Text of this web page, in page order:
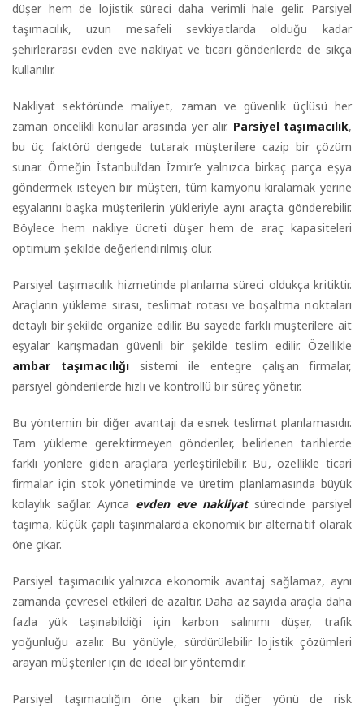
düşer hem de lojistik süreci daha verimli hale gelir. Parsiyel
taşımacılık, uzun mesafeli sevkiyatlarda olduğu kadar
şehirlerarası evden eve nakliyat ve ticari gönderilerde de sıkça
kullanılır.
Nakliyat sektöründe maliyet, zaman ve güvenlik üçlüsü her
zaman öncelikli konular arasında yer alır. Parsiyel taşımacılık,
bu üç faktörü dengede tutarak müşterilere cazip bir çözüm
sunar. Örneğin İstanbul’dan İzmir’e yalnızca birkaç parça eşya
göndermek isteyen bir müşteri, tüm kamyonu kiralamak yerine
eşyalarını başka müşterilerin yükleriyle aynı araçta gönderebilir.
Böylece hem nakliye ücreti düşer hem de araç kapasiteleri
optimum şekilde değerlendirilmiş olur.
Parsiyel taşımacılık hizmetinde planlama süreci oldukça kritiktir.
Araçların yükleme sırası, teslimat rotası ve boşaltma noktaları
detaylı bir şekilde organize edilir. Bu sayede farklı müşterilere ait
eşyalar karışmadan güvenli bir şekilde teslim edilir. Özellikle
ambar taşımacılığısistemi ile entegre çalışan firmalar,
parsiyel gönderilerde hızlı ve kontrollü bir süreç yönetir.
Bu yöntemin bir diğer avantajı da esnek teslimat planlamasıdır.
Tam yükleme gerektirmeyen gönderiler, belirlenen tarihlerde
farklı yönlere giden araçlara yerleştirilebilir. Bu, özellikle ticari
firmalar için stok yönetiminde ve üretim planlamasında büyük
kolaylık sağlar. Ayrıca evden eve nakliyatsürecinde parsiyel
taşıma, küçük çaplı taşınmalarda ekonomik bir alternatif olarak
öne çıkar.
Parsiyel taşımacılık yalnızca ekonomik avantaj sağlamaz, aynı
zamanda çevresel etkileri de azaltır. Daha az sayıda araçla daha
fazla yük taşınabildiği için karbon salınımı düşer, trafik
yoğunluğu azalır. Bu yönüyle, sürdürülebilir lojistik çözümleri
arayan müşteriler için de ideal bir yöntemdir.
Parsiyel taşımacılığın öne çıkan bir diğer yönü de risk